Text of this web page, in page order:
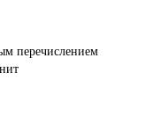
перечислением